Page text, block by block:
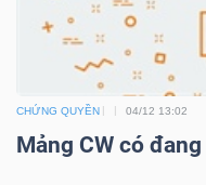
CHỨNG QUYỀN 04/12 13:02
Mảng CW có
SINH
PHIẾU